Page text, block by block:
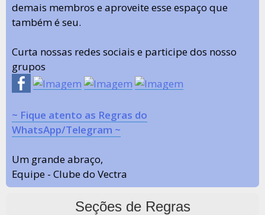
demais membros e aproveite esse espaço que
também é seu.
Curta nossas redes sociais e participe dos nosso
grupos
~ Fique atento as Regras do
WhatsApp/Telegram ~
Um grande abraço,
Equipe - Clube do Vectra
Seções de Regras